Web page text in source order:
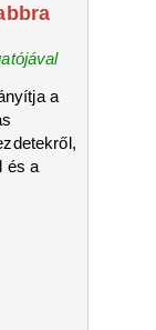
a
és a